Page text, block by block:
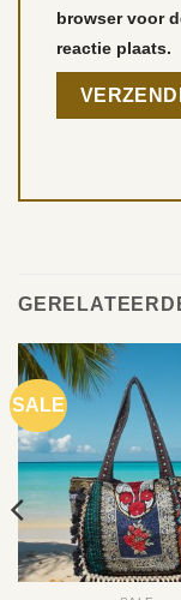
browser voor
reactie plaats.
SALE